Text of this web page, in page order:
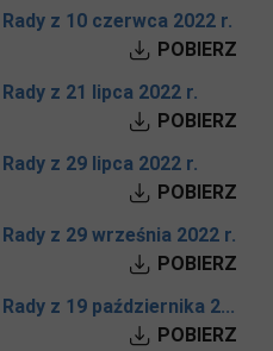
z 10 czerwca 2022 r.
POBIERZ
z 21 lipca 2022 r.
POBIERZ
z 29 lipca 2022 r.
POBIERZ
z 29 września 2022 r.
POBIERZ
z 19 października 2...
POBIERZ